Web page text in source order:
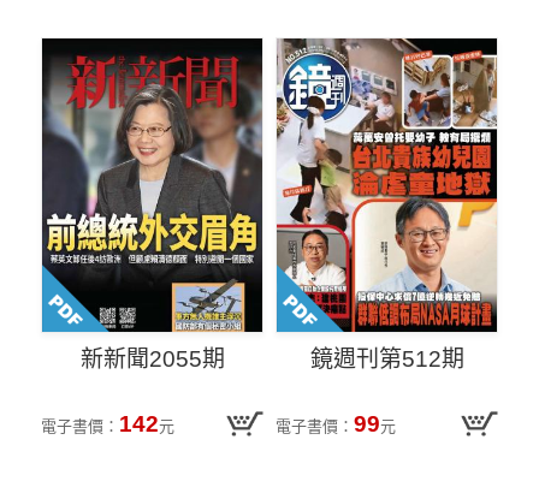
新新聞2055期
電子書價： 142元
鏡週刊第512期
電子書價： 99元